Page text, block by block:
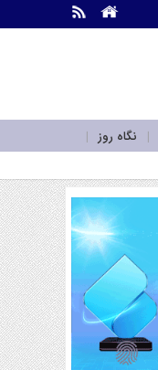
نگاه روز